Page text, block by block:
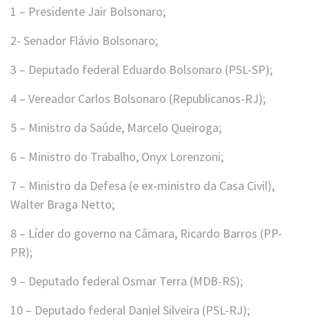
1 – Presidente Jair Bolsonaro;
2- Senador Flávio Bolsonaro;
3 – Deputado federal Eduardo Bolsonaro (PSL-SP);
4 – Vereador Carlos Bolsonaro (Republicanos-RJ);
5 – Ministro da Saúde, Marcelo Queiroga;
6 – Ministro do Trabalho, Onyx Lorenzoni;
7 – Ministro da Defesa (e ex-ministro da Casa Civil),
Walter Braga Netto;
8 – Líder do governo na Câmara, Ricardo Barros (PP-
PR);
9 – Deputado federal Osmar Terra (MDB-RS);
10 – Deputado federal Daniel Silveira (PSL-RJ);